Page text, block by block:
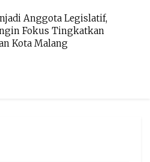
Anggota Legislatif,
Fokus Tingkatkan
Kota Malang